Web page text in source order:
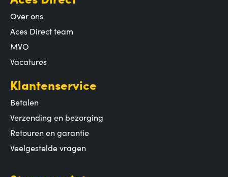
Over ons
Aces Direct team
MVO
Vacatures
Klantenservice
Betalen
Verzending en bezorging
Retouren en garantie
Veelgestelde vragen